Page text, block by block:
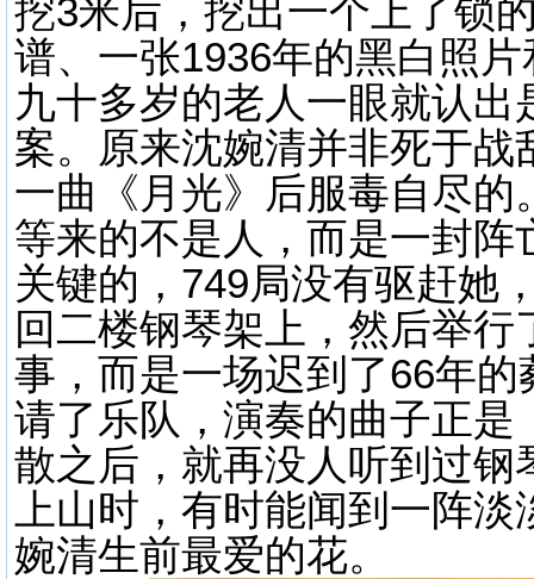
挖3米后，挖出一个上了锁
谱、一张1936年的黑白照
九十多岁的老人一眼就认
案。原来沈婉清并非死于
一曲《月光》后服毒自尽
等来的不是人，而是一封
关键的，749局没有驱赶她
回二楼钢琴架上，然后举
事，而是一场迟到了66年
请了乐队，演奏的曲子正
散之后，就再没人听到过
上山时，有时能闻到一阵
婉清生前最爱的花。